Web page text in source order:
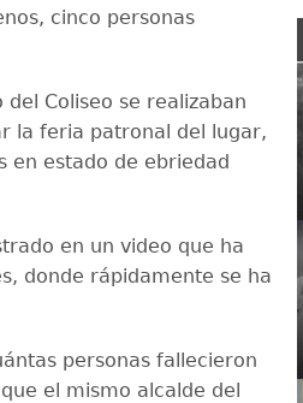
cinco personas
Coliseo se realizaban
la feria patronal del lugar,
en estado de ebriedad
en un video que ha
donde rápidamente se ha
personas fallecieron
el mismo alcalde del